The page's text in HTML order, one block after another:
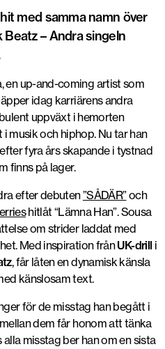
med samma namn över
– Andra singeln
en up-and-coming artist som
idag karriärens andra
uppväxt i hemorten
musik och hiphop. Nu tar han
fyra års skapande i tystnad
finns på lager.
efter debuten”SÅDÄR”och
hitlåt “Lämna Han”. Sousa
om strider laddat med
Med inspiration frånUK-drill i
, får låten en dynamisk känsla
känslosam text.
för de misstag han begått i
dem får honom att tänka
misstag ber han om en sista